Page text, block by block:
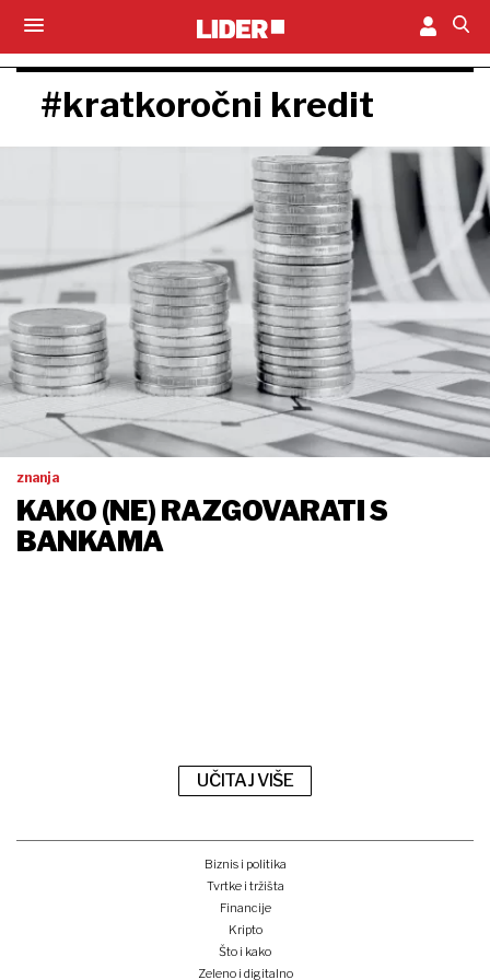
#kratkoročni kredit
znanja
KAKO (NE) RAZGOVARATI S
BANKAMA
UČITAJ VIŠE
Biznis i politika
Tvrtke i tržišta
Financije
Kripto
Što i kako
Zeleno i digitalno